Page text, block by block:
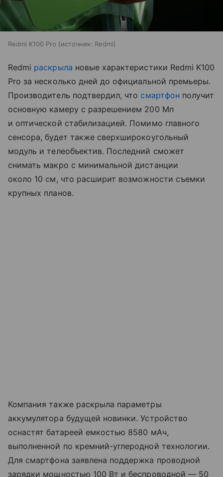
Redmi K100 Pro источник: Redmi
Redmi раскрыла новые характеристики Redmi K100
Pro за несколько дней до официальной премьеры.
Производитель подтвердил, что смартфон получит
основную камеру с разрешением 200 Мп
и оптической стабилизацией. Помимо главного
сенсора, будет также сверхширокоугольный
модуль и телеобъектив. Последний сможет
снимать макро с минимальной дистанции
около 10 см, что расширит возможности съемки
крупных планов.
Компания также раскрыла параметры
аккумулятора будущей новинки. Устройство
оснастят батареей емкостью 8580 мАч,
выполненной по кремний-углеродной технологии.
Для смартфона заявлена поддержка проводной
зарядки мощностью 100 Вт и беспроводной — 50